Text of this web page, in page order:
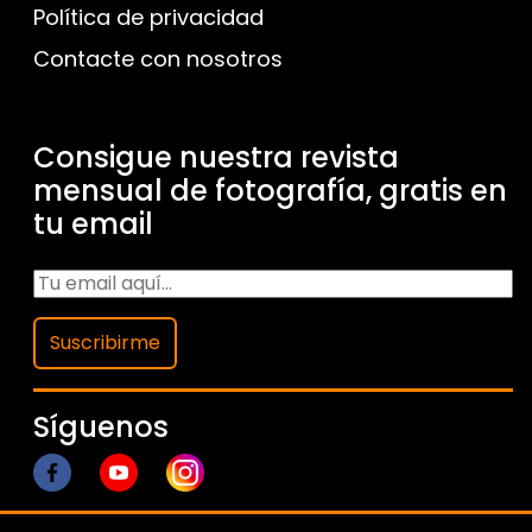
Política de privacidad
Contacte con nosotros
Consigue nuestra revista
mensual de fotografía, gratis en
tu email
Suscribirme
Síguenos